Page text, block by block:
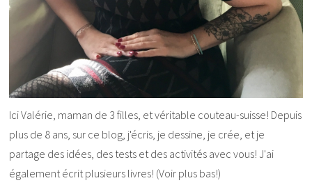
Ici Valérie, maman de 3 filles, et véritable couteau-suisse! Depuis
plus de 8 ans, sur ce blog, j'écris, je dessine, je crée, et je
partage des idées, des tests et des activités avec vous! J'ai
également écrit plusieurs livres! (Voir plus bas!)